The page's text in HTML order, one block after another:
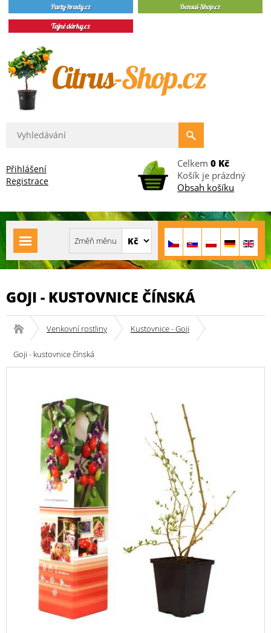
Přihlášení
Registrace
Celkem 0 Kč
Košík je prázdný
Obsah košíku
GOJI - KUSTOVNICE ČÍNSKÁ
Venkovní rostliny Kustovnice - Goji
Goji - kustovnice čínská